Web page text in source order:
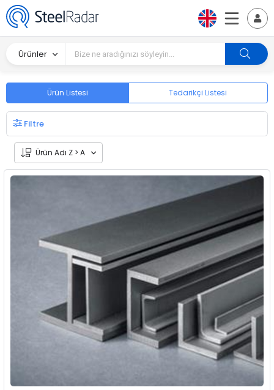
Ürünler
Ürün Listesi Tedarikçi Listesi
Filtre
Ürün Adı Z > A